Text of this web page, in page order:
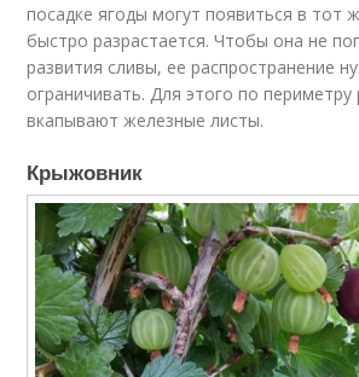
посадке ягоды могут появиться в тот
быстро разрастается. Чтобы она не
развития сливы, ее распространение
ограничивать. Для этого по периметру
вкапывают железные листы.
Крыжовник